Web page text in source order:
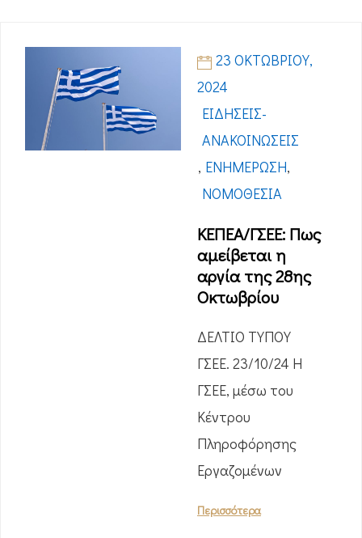
23 ΟΚΤΩΒΡΊΟΥ,
2024
ΕΙΔΉΣΕΙΣ-
ΑΝΑΚΟΙΝΏΣΕΙΣ
, ΕΝΗΜΈΡΩΣΗ,
ΝΟΜΟΘΕΣΊΑ
ΚΕΠΕΑ/ΓΣΕΕ: Πως
αμείβεται η
αργία της 28ης
Οκτωβρίου
ΔΕΛΤΙΟ ΤΥΠΟΥ
ΓΣΕΕ. 23/10/24 Η
ΓΣΕΕ, μέσω του
Κέντρου
Πληροφόρησης
Εργαζομένων
Περισσότερα